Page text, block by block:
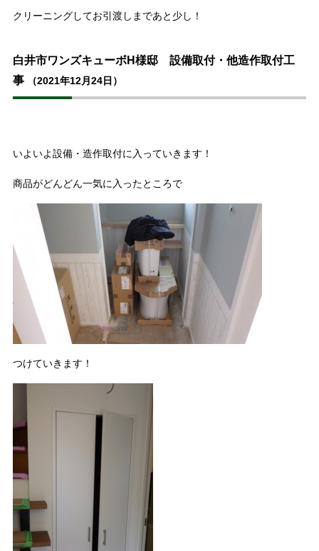
クリーニングしてお引渡しまであと少し！
白井市ワンズキューボH様邸 設備取付・他造作取付工
事
（2021年12月24日）
いよいよ設備・造作取付に入っていきます！
商品がどんどん一気に入ったところで
つけていきます！